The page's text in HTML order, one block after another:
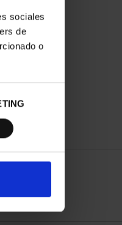
sociales
de
o